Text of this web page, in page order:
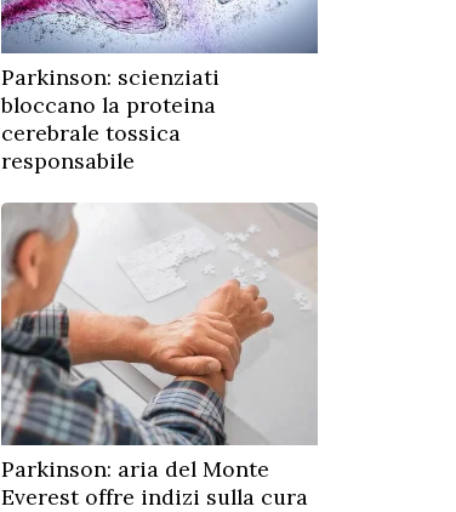
Parkinson: scienziati
bloccano la proteina
cerebrale tossica
responsabile
Parkinson: aria del Monte
Everest offre indizi sulla cura